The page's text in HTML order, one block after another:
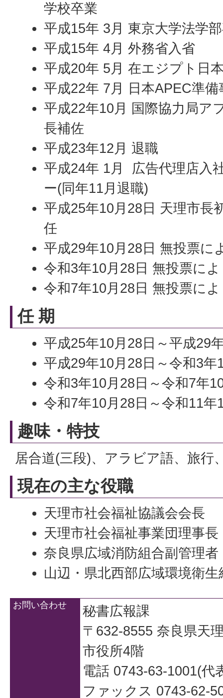
学校卒業
平成15年 3月 東京大学法学
平成15年 4月 外務省入省
平成20年 5月 在エジプト日
平成22年 7月 日本APEC準
平成22年10月 国際協力局ア
長補佐
平成23年12月 退職
平成24年 1月 広告代理店入
ー(同年11月退職)
平成25年10月28日 天理市長
任
平成29年10月28日 無投票に
令和3年10月28日 無投票に
令和7年10月28日 無投票に
任 期
平成25年10月28日～平成29
平成29年10月28日～令和3年
令和3年10月28日～令和7年
令和7年10月28日～令和11年
趣味・特技
居合道(三段)、アラビア語、旅行
現在の主な役職
天理市社会福祉協議会会長
天理市社会福祉事業団理事長
奈良県広域消防組合副管理者
山辺・県北西部広域環境衛
お問い合わせ
秘書広報課
〒632-8555 奈良県天
市役所4階
電話 0743-63-1001(代
ファックス 0743-62-